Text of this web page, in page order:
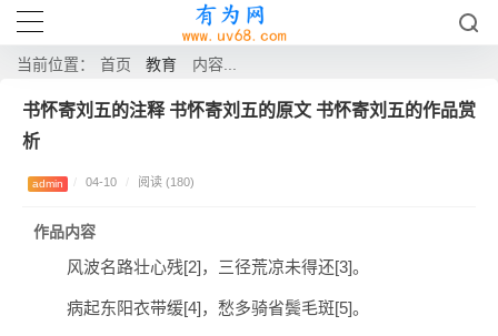
当前位置： 首页 教育 内容...
书怀寄刘五的注释 书怀寄刘五的原文 书怀寄刘五的作品赏
析
admin / 04-10 / 阅读 (180)
作品内容
风波名路壮心残[2]，三径荒凉未得还[3]。
病起东阳衣带缓[4]，愁多骑省鬓毛斑[5]。